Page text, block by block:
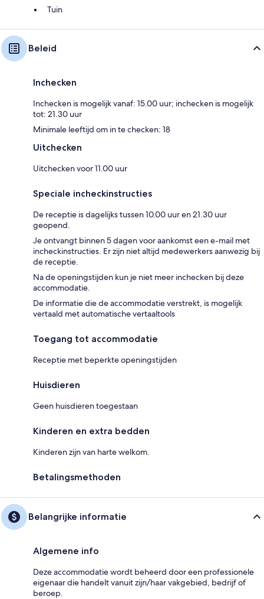
Tuin
Beleid
Inchecken
Inchecken is mogelijk vanaf: 15.00 uur; inchecken is mogelijk
tot: 21.30 uur
Minimale leeftijd om in te checken: 18
Uitchecken
Uitchecken voor 11.00 uur
Speciale incheckinstructies
De receptie is dagelijks tussen 10.00 uur en 21.30 uur
geopend.
Je ontvangt binnen 5 dagen voor aankomst een e-mail met
incheckinstructies. Er zijn niet altijd medewerkers aanwezig bij
de receptie.
Na de openingstijden kun je niet meer inchecken bij deze
accommodatie.
De informatie die de accommodatie verstrekt, is mogelijk
vertaald met automatische vertaaltools
Toegang tot accommodatie
Receptie met beperkte openingstijden
Huisdieren
Geen huisdieren toegestaan
Kinderen en extra bedden
Kinderen zijn van harte welkom.
Betalingsmethoden
Belangrijke informatie
Algemene info
Deze accommodatie wordt beheerd door een professionele
eigenaar die handelt vanuit zijn/haar vakgebied, bedrijf of
beroep.